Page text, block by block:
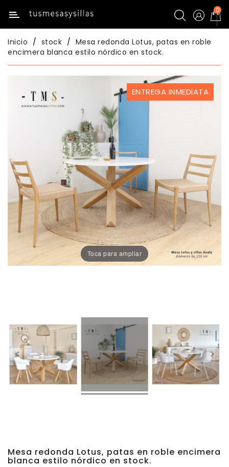
Categoría
Inicio
Mesas
Cocina
Mesas
Comedor
Sillas
Comedor
Porcelánico
Dekton
Altos
Exterior/jardín
0
Inicio stock
Mesa redonda Lotus, patas en roble
encimera blanca estilo nórdico en stock.
ENTREGA INMEDIATA
Toca para ampliar
Mesa redonda Lotus, patas en roble encimera
blanca estilo nórdico en stock.